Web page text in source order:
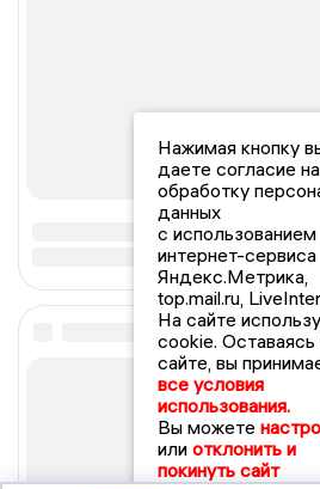
Нажимая кнопку
даете согласие на
обработку
данных
с использованием
интернет-сервиса
Яндекс.Метрика,
top.mail.ru,
На сайте
cookie. Оставаясь
сайте, вы
все условия
использования.
Вы можете
или отклонить и
покинуть сайт